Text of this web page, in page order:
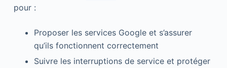
upour :
Proposer les services Google et s’assurer
qu’ils fonctionnent correctement
Suivre les interruptions de service et protéger